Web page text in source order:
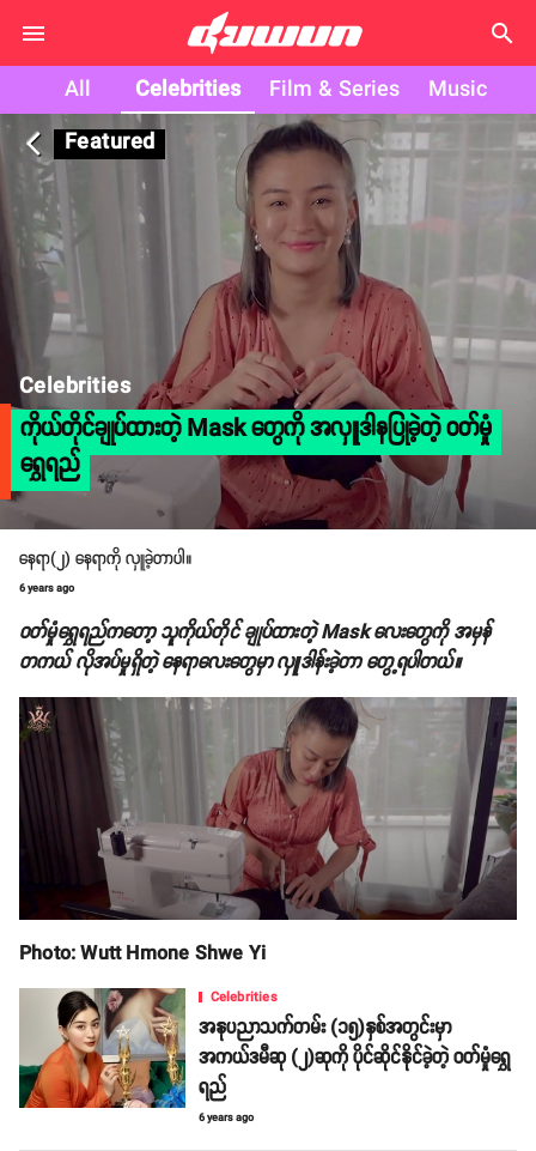
search
All Celebrities Film & Series
Music
Featured
arrow_back_ios
Celebrities
ကိုယ်တိုင်ချုပ်ထားတဲ့ Mask တွေကို အလှူဒါနပြုခဲ့တဲ့ ဝတ်မှုံ
ရွှေရည်
နေရာ(၂) နေရာကို လှူခဲ့တာပါ။
6 years ago
ဝတ်မှုံရွှေရည်ကတော့ သူကိုယ်တိုင် ချုပ်ထားတဲ့ Mask လေးတွေကို အမှန်
တကယ် လိုအပ်မှုရှိတဲ့ နေရာလေးတွေမှာ လှူဒါန်းခဲ့တာ တွေ့ရပါတယ်။
Photo: Wutt Hmone Shwe Yi
Celebrities
အနုပညာသက်တမ်း (၁၅)နှစ်အတွင်းမှာ
အကယ်ဒမီဆု (၂)ဆုကို ပိုင်ဆိုင်နိုင်ခဲ့တဲ့ ဝတ်မှုံရွှေ
ရည်
6 years ago